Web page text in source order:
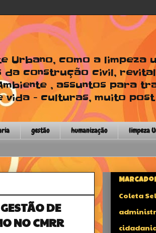
como a limpeza
da construção civil,
, assuntos para
vida - culturas, muito
gestão humanização limpeza
DE
NO CMRR
Coleta